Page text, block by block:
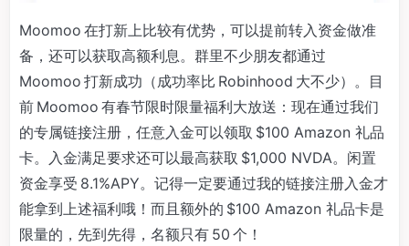
Moomoo 在打新上比较有优势，可以提前转入资金做准
备，还可以获取高额利息。群里不少朋友都通过
Moomoo 打新成功（成功率比 Robinhood 大不少）。目
前 Moomoo 有春节限时限量福利大放送：现在通过我们
的专属链接注册，任意入金可以领取 $100 Amazon 礼品
卡。入金满足要求还可以最高获取 $1,000 NVDA。闲置
资金享受 8.1%APY。记得一定要通过我的链接注册入金才
能拿到上述福利哦！而且额外的 $100 Amazon 礼品卡是
限量的，先到先得，名额只有 50 个！